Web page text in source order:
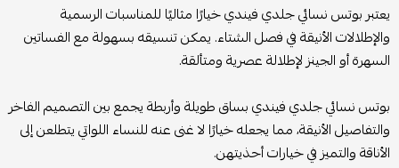
يعتبر بوتس نسائي جلدي فيندي خيارًا مثاليًا للمناسبات الرسمية
والإطلالات الأنيقة في فصل الشتاء. يمكن تنسيقه بسهولة مع الفساتين
السهرة أو الجينز لإطلالة عصرية ومتألقة.
بوتس نسائي جلدي فيندي بساق طويلة وأربطة يجمع بين التصميم الفاخر
والتفاصيل الأنيقة، مما يجعله خيارًا لا غنى عنه للنساء اللواتي يتطلعن إلى
الأناقة والتميز في خيارات أحذيتهن.